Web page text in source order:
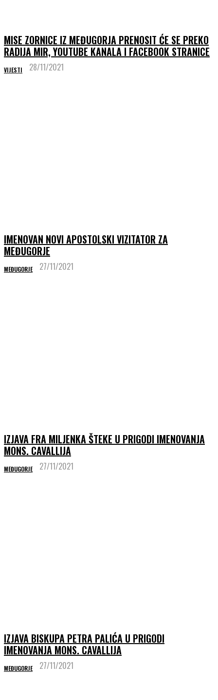
MISE ZORNICE IZ MEĐUGORJA PRENOSIT ĆE SE PREKO
RADIJA MIR, YOUTUBE KANALA I FACEBOOK STRANICE
VIJESTI 28/11/2021
IMENOVAN NOVI APOSTOLSKI VIZITATOR ZA
MEĐUGORJE
MEĐUGORJE 27/11/2021
IZJAVA FRA MILJENKA ŠTEKE U PRIGODI IMENOVANJA
MONS. CAVALLIJA
MEĐUGORJE 27/11/2021
IZJAVA BISKUPA PETRA PALIĆA U PRIGODI
IMENOVANJA MONS. CAVALLIJA
MEĐUGORJE 27/11/2021